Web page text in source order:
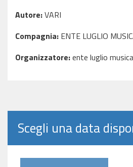
Autore:VARI
Compagnia: ENTE LUGLIO
Organizzatore:ente luglio
Scegli una data